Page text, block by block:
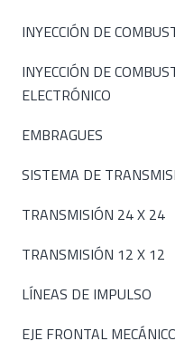
INYECCIÓN DE
INYECCIÓN DE
ELECTRÓNICO
EMBRAGUES
SISTEMA DE
TRANSMISIÓN 24 X 24
TRANSMISIÓN 12 X 12
LÍNEAS DE IMPULSO
EJE FRONTAL